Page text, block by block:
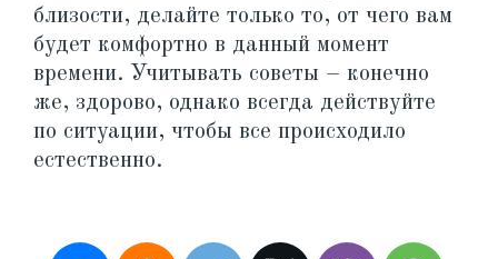
близости, делайте только то, от чего вам
будет комфортно в данный момент
времени. Учитывать советы – конечно
же, здорово, однако всегда действуйте
по ситуации, чтобы все происходило
естественно.